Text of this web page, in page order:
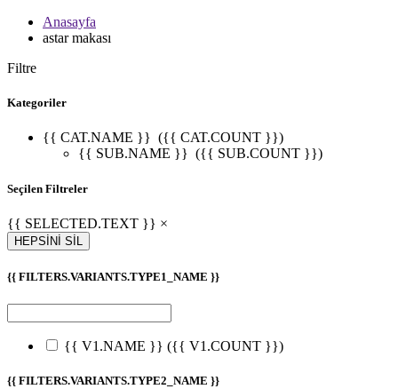
Anasayfa
astar makası
Filtre
Kategoriler
{{ CAT.NAME }} ({{ CAT.COUNT }})
{{ SUB.NAME }} ({{ SUB.COUNT }})
Seçilen Filtreler
{{ SELECTED.TEXT }} ×
HEPSİNİ SİL
{{ FILTERS.VARIANTS.TYPE1_NAME }}
{{ V1.NAME }} ({{ V1.COUNT }})
{{ FILTERS.VARIANTS.TYPE2_NAME }}